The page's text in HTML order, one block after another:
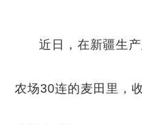
近日，在新疆生
农场30连的麦田里，